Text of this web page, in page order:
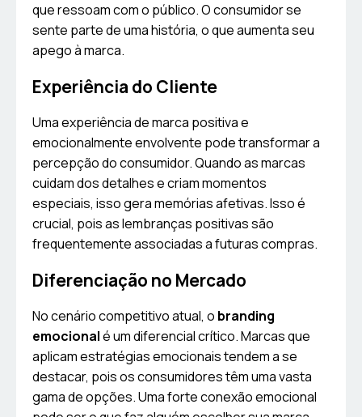
que ressoam com o público. O consumidor se
sente parte de uma história, o que aumenta seu
apego à marca.
Experiência do Cliente
Uma experiência de marca positiva e
emocionalmente envolvente pode transformar a
percepção do consumidor. Quando as marcas
cuidam dos detalhes e criam momentos
especiais, isso gera memórias afetivas. Isso é
crucial, pois as lembranças positivas são
frequentemente associadas a futuras compras.
Diferenciação no Mercado
No cenário competitivo atual, o branding
emocionalé um diferencial crítico. Marcas que
aplicam estratégias emocionais tendem a se
destacar, pois os consumidores têm uma vasta
gama de opções. Uma forte conexão emocional